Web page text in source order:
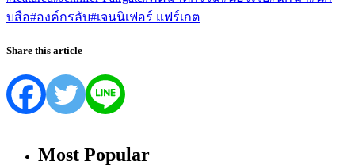
บสือ#องค์กรลับ#เจนนิเฟอร์ แฟร์เกต
Share this article
Most Popular